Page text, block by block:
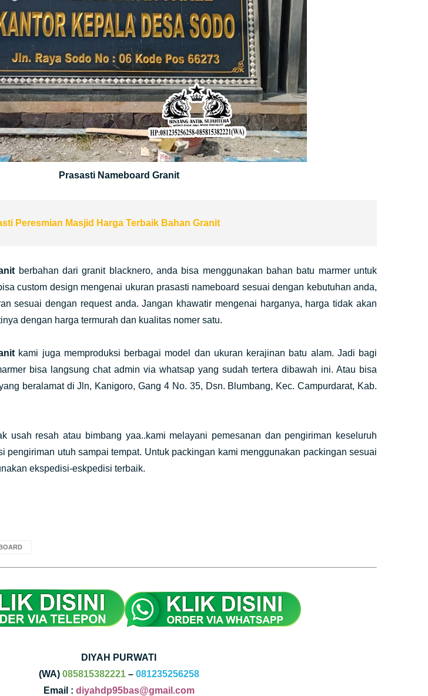
Prasasti Nameboard Granit
Peresmian Masjid Harga Terbaik Bahan Granit
berbahan dari granit blacknero, anda bisa menggunakan bahan batu marmer untuk
custom design mengenai ukuran prasasti nameboard sesuai dengan kebutuhan anda,
sesuai dengan request anda. Jangan khawatir mengenai harganya, harga tidak akan
dengan harga termurah dan kualitas nomer satu.
kami juga memproduksi berbagai model dan ukuran kerajinan batu alam. Jadi bagi
bisa langsung chat admin via whatsap yang sudah tertera dibawah ini. Atau bisa
beralamat di Jln, Kanigoro, Gang 4 No. 35, Dsn. Blumbang, Kec. Campurdarat, Kab.
usah resah atau bimbang yaa..kami melayani pemesanan dan pengiriman keseluruh
pengiriman utuh sampai tempat. Untuk packingan kami menggunakan packingan sesuai
ekspedisi-eskpedisi terbaik.
DIYAH PURWATI
(WA) 085815382221– 081235256258
Email : diyahdp95bas@gmail.com